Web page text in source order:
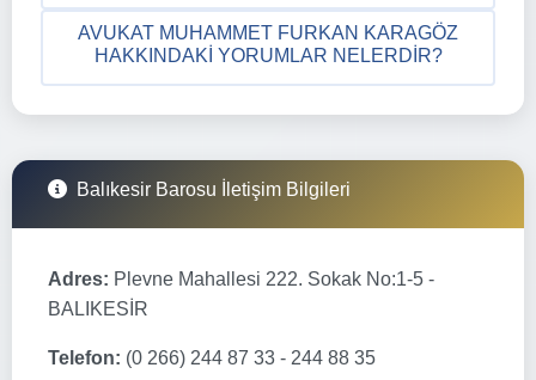
AVUKAT MUHAMMET FURKAN KARAGÖZ
HAKKINDAKI YORUMLAR NELERDIR?
Balıkesir Barosu İletişim Bilgileri
Adres: Plevne Mahallesi 222. Sokak No:1-5 -
BALIKESİR
Telefon: (0 266) 244 87 33 - 244 88 35